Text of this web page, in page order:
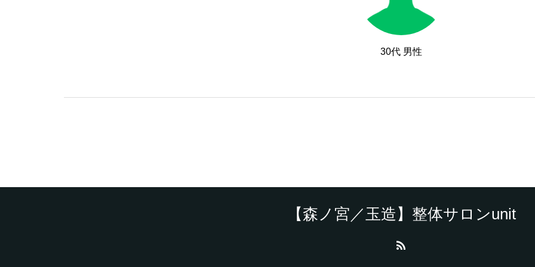
30代 男性
【森ノ宮／玉造】整体サロンunit